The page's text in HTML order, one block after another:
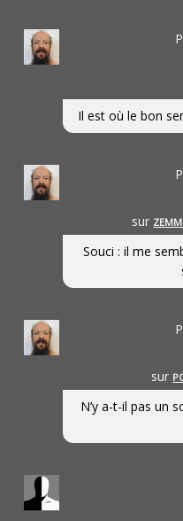
Il est où le bon
sur
Souci : il me
sur
N’y a-t-il pas un